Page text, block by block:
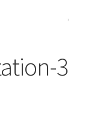
3